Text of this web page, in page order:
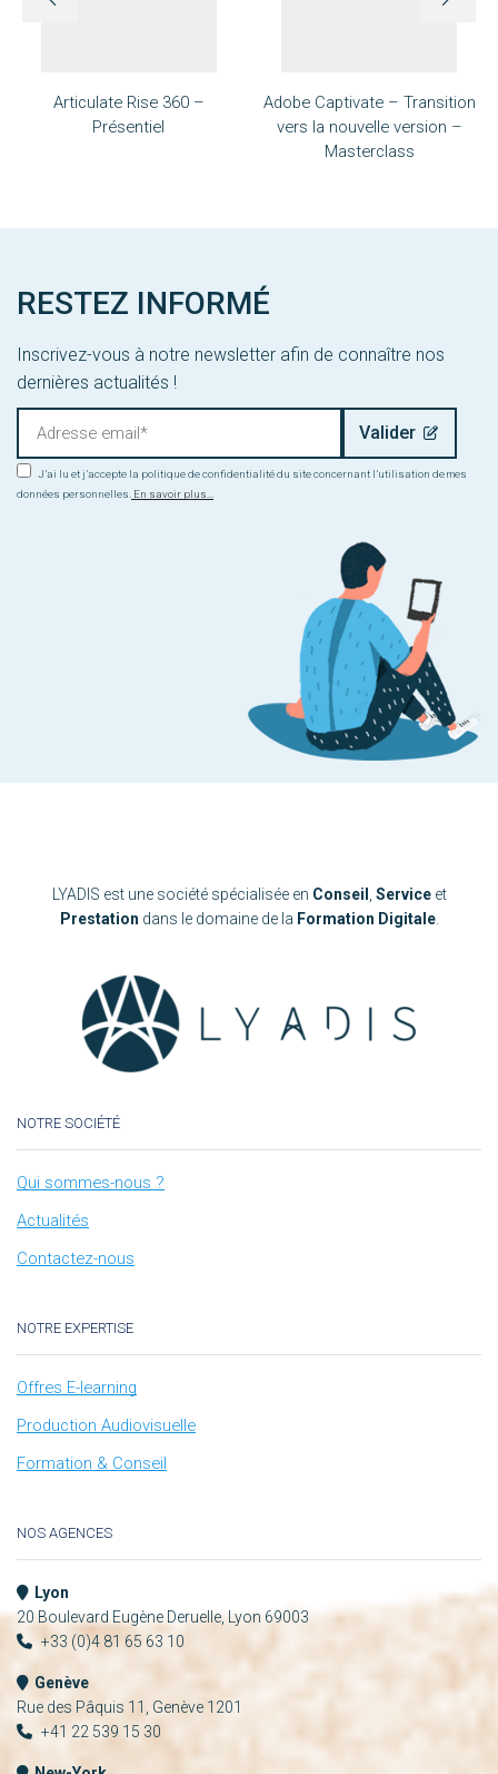
Articulate Rise 360​ –
Présentiel
Adobe Captivate – Transition
vers la nouvelle version –
Masterclass
RESTEZ INFORMÉ
Inscrivez-vous à notre newsletter afin de connaître nos
dernières actualités !
J’ai lu et j’accepte la politique de confidentialité du site concernant l’utilisation de mes
données personnelles. En savoir plus...
LYADIS est une société spécialisée en Conseil , Serviceet
Prestation dans le domaine de la Formation Digitale.
NOTRE SOCIÉTÉ
Qui sommes-nous ?
Actualités
Contactez-nous
NOTRE EXPERTISE
Offres E-learning
Production Audiovisuelle
Formation & Conseil
NOS AGENCES
Lyon
20 Boulevard Eugène Deruelle, Lyon 69003
+33 (0)4 81 65 63 10
Genève
Rue des Pâquis 11, Genève 1201
+41 22 539 15 30